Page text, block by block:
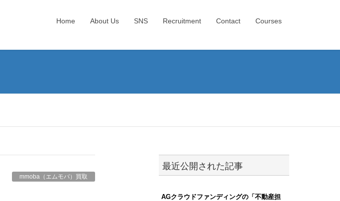
Home About Us SNS Recruitment Contact Courses
mmoba（エムモバ）買取
最近公開された記事
AGクラウドファンディングの「不動産担